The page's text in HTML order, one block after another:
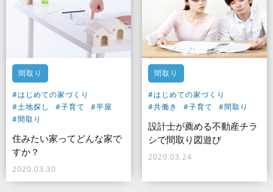
間取り
#はじめての家づくり
#土地探し
#子育て
#平屋
#間取り
住みたい家ってどんな家で
すか？
2020.03.30
間取り
#はじめての家づくり
#共働き
#子育て #間取り
設計士が薦める不動産チラ
シで間取り図遊び
2020.03.24